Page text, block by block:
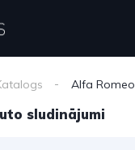
Alfa Romeo
sludinājumi